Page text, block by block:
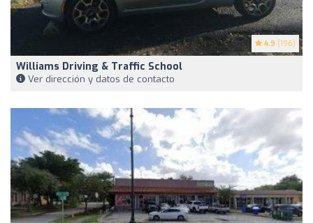
4.9 (196)
Williams Driving & Traffic School
Ver dirección y datos de contacto